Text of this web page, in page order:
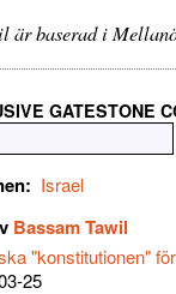
är baserad i
GATESTONE
Israel
Bassam Tawil
"konstitutionen"
25